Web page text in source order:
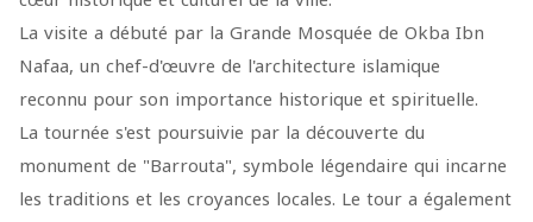
La visite a débuté par la Grande Mosquée de Okba Ibn
Nafaa, un chef-d'œuvre de l'architecture islamique
reconnu pour son importance historique et spirituelle.
La tournée s'est poursuivie par la découverte du
monument de "Barrouta", symbole légendaire qui incarne
les traditions et les croyances locales. Le tour a également